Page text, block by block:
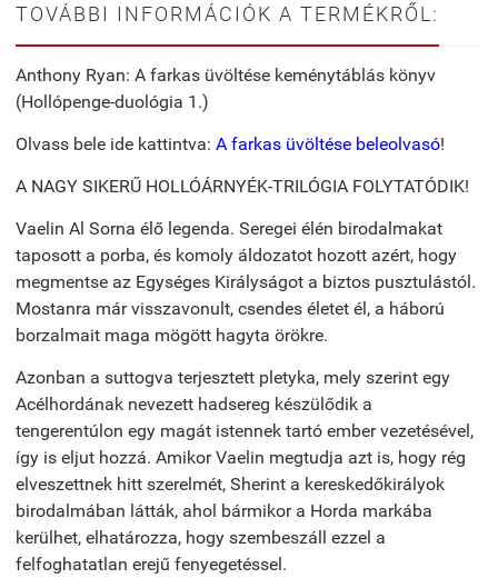
TOVÁBBI INFORMÁCIÓK A TERMÉKRŐL:
Anthony Ryan: A farkas üvöltése keménytáblás könyv
(Hollópenge-duológia 1.)
Olvass bele ide kattintva: A farkas üvöltése beleolvasó!
A NAGY SIKERŰ HOLLÓÁRNYÉK-TRILÓGIA FOLYTATÓDIK!
Vaelin Al Sorna élő legenda. Seregei élén birodalmakat
taposott a porba, és komoly áldozatot hozott azért, hogy
megmentse az Egységes Királyságot a biztos pusztulástól.
Mostanra már visszavonult, csendes életet él, a háború
borzalmait maga mögött hagyta örökre.
Azonban a suttogva terjesztett pletyka, mely szerint egy
Acélhordának nevezett hadsereg készülődik a
tengerentúlon egy magát istennek tartó ember vezetésével,
így is eljut hozzá. Amikor Vaelin megtudja azt is, hogy rég
elveszettnek hitt szerelmét, Sherint a kereskedőkirályok
birodalmában látták, ahol bármikor a Horda markába
kerülhet, elhatározza, hogy szembeszáll ezzel a
felfoghatatlan erejű fenyegetéssel.